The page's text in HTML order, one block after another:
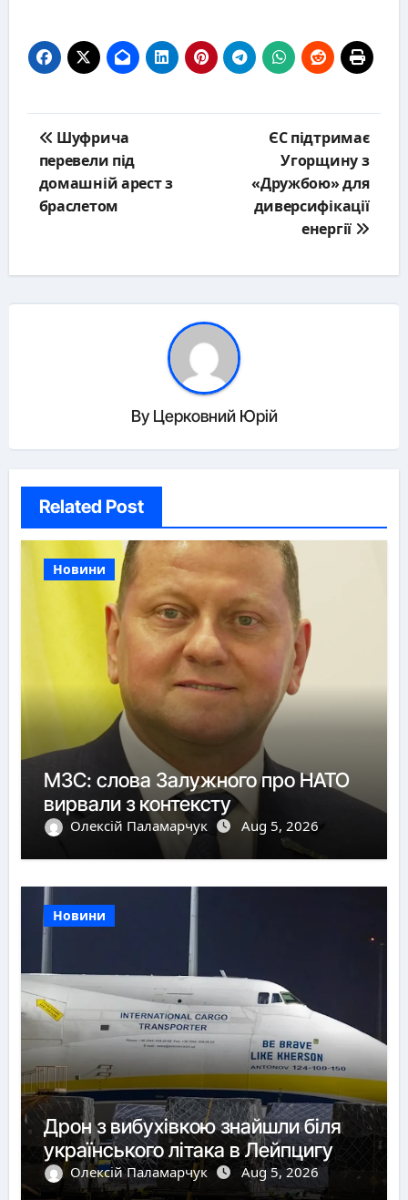
navigation
Шуфрича
перевели під
домашній арест з
браслетом
ЄС підтримає
Угорщину з
«Дружбою» для
диверсифікації
енергії
By Церковний Юрій
Related Post
Новини
МЗС: слова Залужного про НАТО
вирвали з контексту
Олексій Паламарчук Aug 5, 2026
Новини
Дрон з вибухівкою знайшли біля
українського літака в Лейпцигу
Олексій Паламарчук Aug 5, 2026